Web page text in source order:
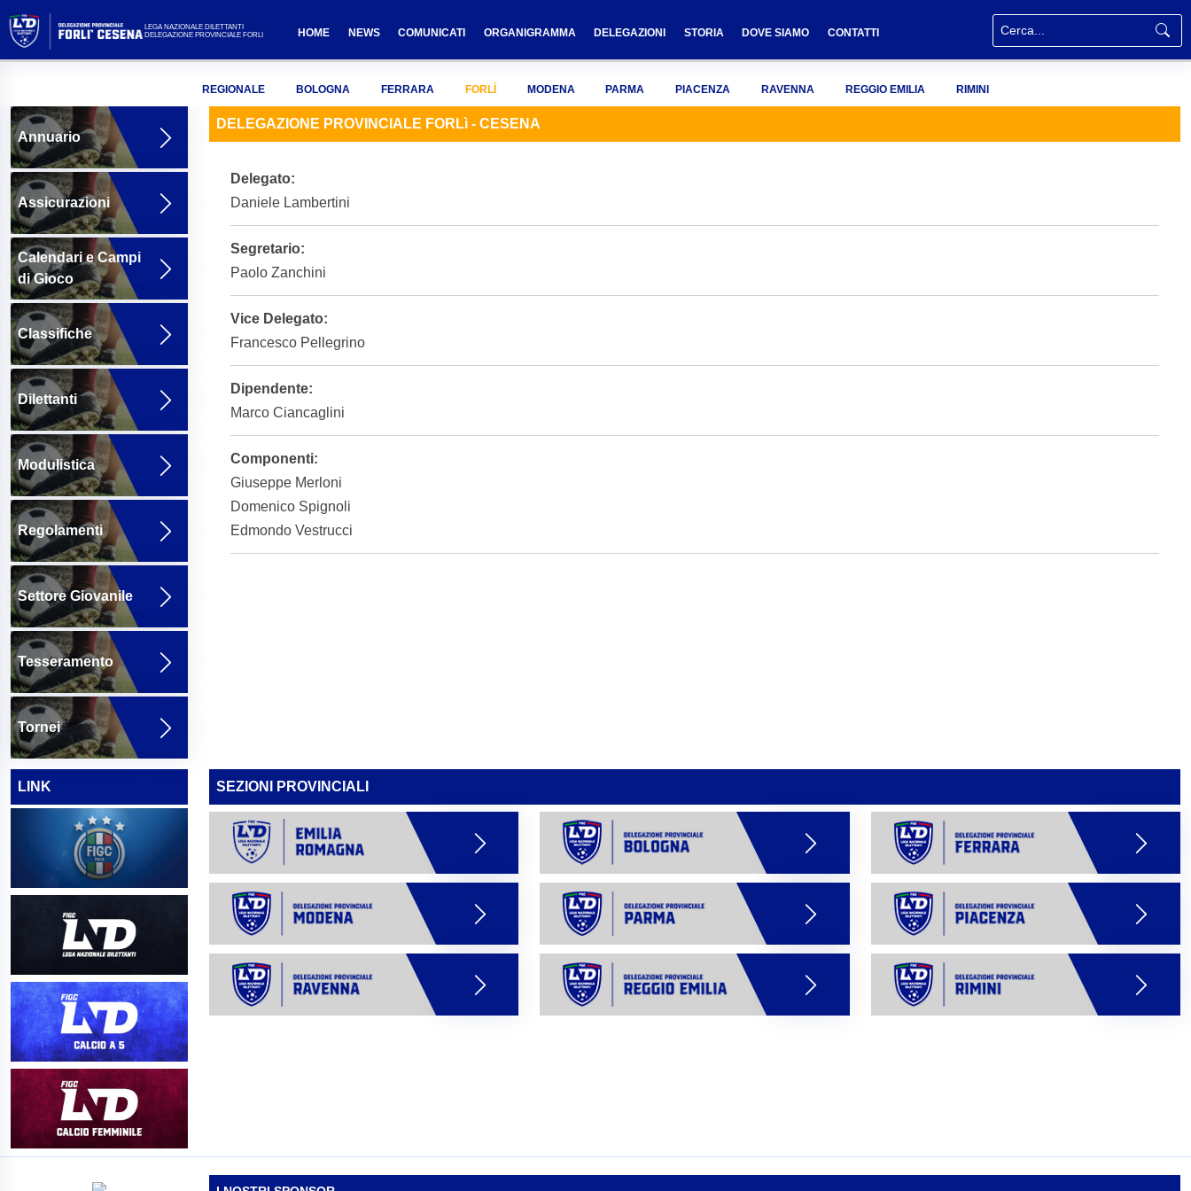
LEGA NAZIONALE DILETTANTI
DELEGAZIONE PROVINCIALE FORLI
HOME NEWS COMUNICATI ORGANIGRAMMA DELEGAZIONI STORIA DOVE SIAMO CONTATTI
REGIONALE BOLOGNA FERRARA FORLÌ MODENA PARMA PIACENZA RAVENNA REGGIO EMILIA RIMINI
Annuario
Assicurazioni
Calendari e Campi
di Gioco
Classifiche
Dilettanti
Modulistica
Regolamenti
Settore Giovanile
Tesseramento
Tornei
DELEGAZIONE PROVINCIALE FORLì - CESENA
Delegato:
Daniele Lambertini
Segretario:
Paolo Zanchini
Vice Delegato:
Francesco Pellegrino
Dipendente:
Marco Ciancaglini
Componenti:
Giuseppe Merloni
Domenico Spignoli
Edmondo Vestrucci
LINK SEZIONI PROVINCIALI